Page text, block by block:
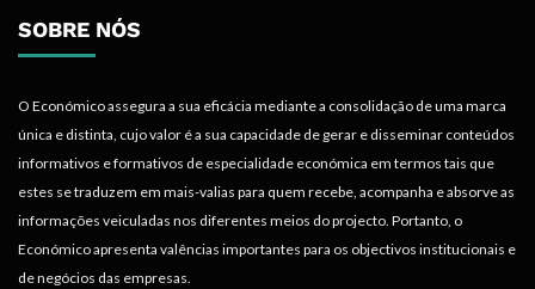
SOBRE NÓS
O Económico assegura a sua eficácia mediante a consolidação de uma marca
única e distinta, cujo valor é a sua capacidade de gerar e disseminar conteúdos
informativos e formativos de especialidade económica em termos tais que
estes se traduzem em mais-valias para quem recebe, acompanha e absorve as
informações veiculadas nos diferentes meios do projecto. Portanto, o
Económico apresenta valências importantes para os objectivos institucionais e
de negócios das empresas.